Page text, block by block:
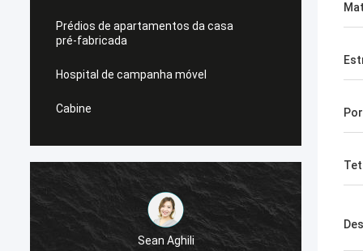
Prédios de apartamentos da casa
pré-fabricada
Hospital de campanha móvel
Cabine
Sean Aghili